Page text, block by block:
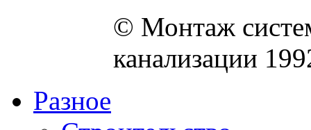
© Монтаж
канализации
Разное